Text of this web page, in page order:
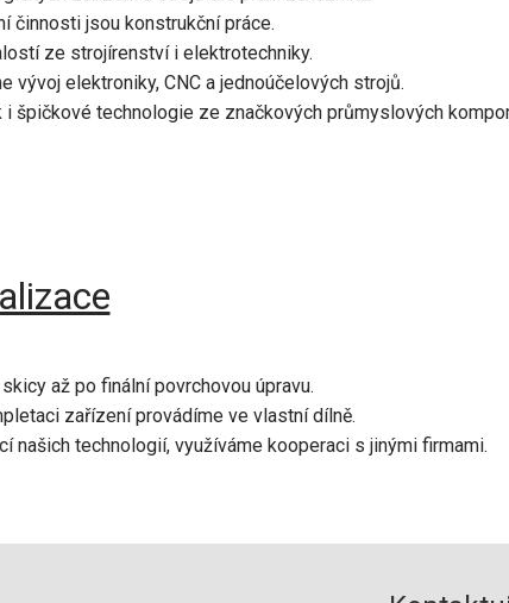
činnosti jsou konstrukční práce.
ze strojírenství i elektrotechniky.
vývoj elektroniky, CNC a jednoúčelových strojů.
špičkové technologie ze značkových průmyslových
až po finální povrchovou úpravu.
zařízení provádíme ve vlastní dílně.
našich technologií, využíváme kooperaci s jinými firmami.